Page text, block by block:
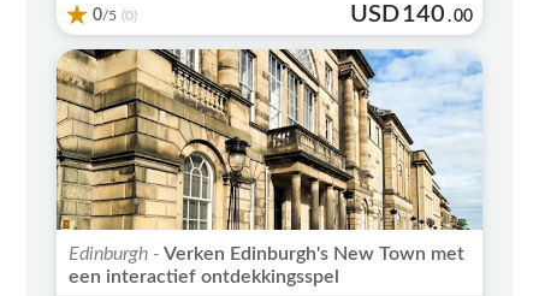
0/5 (0) USD140 .00
Edinburgh - Verken Edinburgh's New Town met
een interactief ontdekkingsspel